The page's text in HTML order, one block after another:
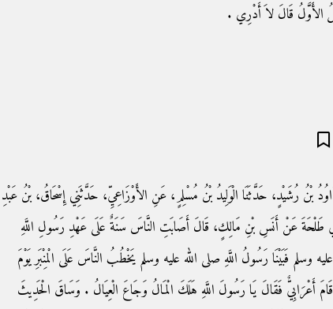
الأَوَّلُ قَالَ لاَ أَدْرِي ‏.‏
بْنُ رُشَيْدٍ، حَدَّثَنَا الْوَلِيدُ بْنُ مُسْلِمٍ، عَنِ الأَوْزَاعِيِّ، حَدَّثَنِي إِسْحَاقُ، بْنُ عَبْدِ
طَلْحَةَ عَنْ أَنَسِ بْنِ مَالِكٍ، قَالَ أَصَابَتِ النَّاسَ سَنَةٌ عَلَى عَهْدِ رَسُولِ اللَّهِ
وسلم فَبَيْنَا رَسُولُ اللَّهِ صلى الله عليه وسلم يَخْطُبُ النَّاسَ عَلَى الْمِنْبَرِ يَوْمَ
قَامَ أَعْرَابِيٌّ فَقَالَ يَا رَسُولَ اللَّهِ هَلَكَ الْمَالُ وَجَاعَ الْعِيَالُ ‏.‏ وَسَاقَ الْحَدِيثَ